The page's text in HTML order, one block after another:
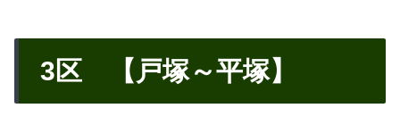
3区 【戸塚～平塚】